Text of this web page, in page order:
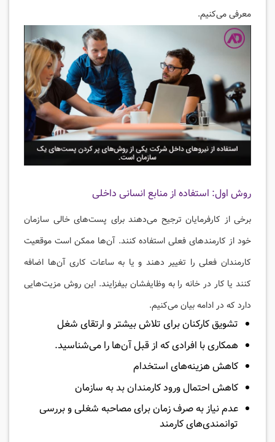
معرفی می‌کنیم.
روش اول: استفاده از منابع انسانی داخلی
برخی از کارفرمایان ترجیح می‌دهند برای پست‌های خالی سازمان
خود از کارمندهای فعلی استفاده کنند. آن‌ها ممکن است موقعیت
کارمندان فعلی را تغییر دهند و یا به ساعات کاری آن‌ها اضافه
کنند یا کار در خانه را به وظایفشان بیفزایند. این روش مزیت‌هایی
دارد که در ادامه بیان می‌کنیم.
تشویق کارکنان برای تلاش بیشتر و ارتقای شغل
همکاری با افرادی که از قبل آن‌ها را می‌شناسید.
کاهش هزینه‌های استخدام
کاهش احتمال ورود کارمندان بد به سازمان
عدم نیاز به صرف زمان برای مصاحبه شغلی و بررسی
توانمندی‌های کارمند